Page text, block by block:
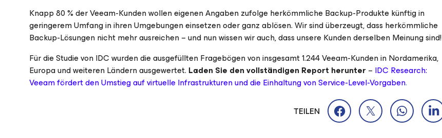
Knapp 80 % der Veeam-Kunden wollen eigenen Angaben zufolge herkömmliche Backup-Produkte künftig in
geringerem Umfang in ihren Umgebungen einsetzen oder ganz ablösen. Wir sind überzeugt, dass herkömmliche
Backup-Lösungen nicht mehr ausreichen – und nun wissen wir auch, dass unsere Kunden derselben Meinung sind!
Für die Studie von IDC wurden die ausgefüllten Fragebögen von insgesamt 1.244 Veeam-Kunden in Nordamerika,
Europa und weiteren Ländern ausgewertet. Laden Sie den vollständigen Report herunter – IDC Research:
Veeam fördert den Umstieg auf virtuelle Infrastrukturen und die Einhaltung von Service-Level-Vorgaben.
TEILEN